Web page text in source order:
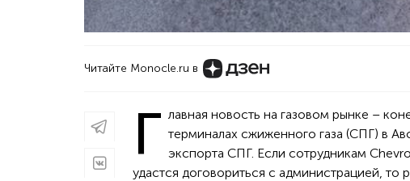
Читайте Monocle.ru в
Г лавная новость на газовом рынке –
терминалах сжиженного газа (СПГ) в
экспорта СПГ. Если сотрудникам
удастся договориться с администрацией,